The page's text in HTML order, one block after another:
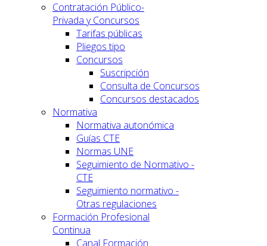
Contratación Público-
Privada y Concursos
Tarifas públicas
Pliegos tipo
Concursos
Suscripción
Consulta de Concursos
Concursos destacados
Normativa
Normativa autonómica
Guías CTE
Normas UNE
Seguimiento de Normativo -
CTE
Seguimiento normativo -
Otras regulaciones
Formación Profesional
Continua
Canal Formación